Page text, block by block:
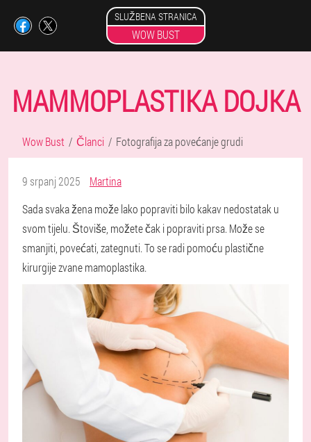
SLUŽBENA STRANICA
WOW BUST
MAMMOPLASTIKA DOJKA
Wow Bust Članci Fotografija za povećanje grudi
9 srpanj 2025
Martina
Sada svaka žena može lako popraviti bilo kakav nedostatak u
svom tijelu. Štoviše, možete čak i popraviti prsa. Može se
smanjiti, povećati, zategnuti. To se radi pomoću plastične
kirurgije zvane mamoplastika.